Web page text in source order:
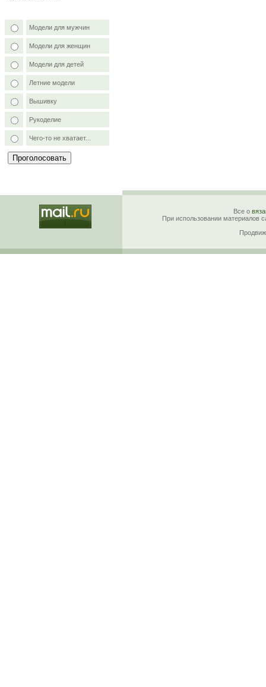
Модели для мужчин
Модели для женщин
Модели для детей
Летние модели
Вышивку
Рукоделие
Чего-то не хватает...
Все о
При использовании материалов